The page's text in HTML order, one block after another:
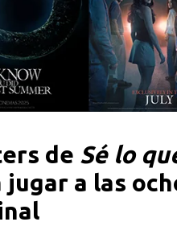
de Sé lo
jugar a las